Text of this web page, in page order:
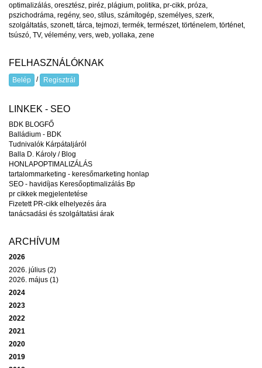
optimalizálás oresztész piréz plágium politika pr-cikk próza
pszichodráma regény, seo stílus számítogép személyes szerk
szolgáltatás szonett, tárca tejmozi termék természet, történelem történet,
tsúszó TV, vélemény, vers web yollaka zene
FELHASZNÁLÓKNAK
Belép / Regisztrál
LINKEK - SEO
BDK BLOGFŐ
Balládium - BDK
Tudnivalók Kárpátaljáról
Balla D. Károly / Blog
HONLAPOPTIMALIZÁLÁS
tartalommarketing - keresőmarketing honlap
SEO - havidíjas Keresőoptimalizálás Bp
pr cikkek megjelentetése
Fizetett PR-cikk elhelyezés ára
tanácsadási és szolgáltatási árak
ARCHÍVUM
2026
2026. július (2)
2026. május (1)
2024
2023
2022
2021
2020
2019